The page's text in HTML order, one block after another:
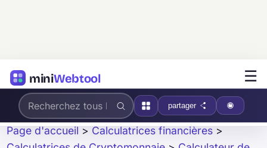
miniWebtool ☰
partager
Page d'accueil > Calculatrices financières >